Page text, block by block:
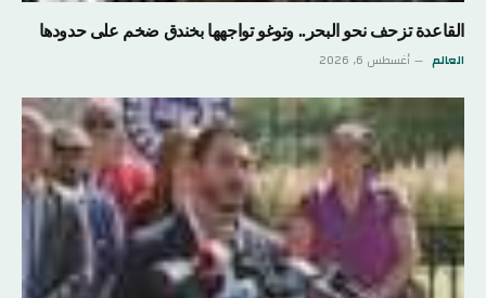
القاعدة تزحف نحو البحر.. وتوغو تواجهها بخندق ضخم على حدودها
العالم أغسطس 6, 2026